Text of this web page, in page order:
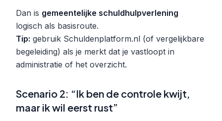
Dan is gemeentelijke schuldhulpverlening
logisch als basisroute.
Tip: gebruik Schuldenplatform.nl (of vergelijkbare
begeleiding) als je merkt dat je vastloopt in
administratie of het overzicht.
Scenario 2: “Ik ben de controle kwijt,
maar ik wil eerst rust”